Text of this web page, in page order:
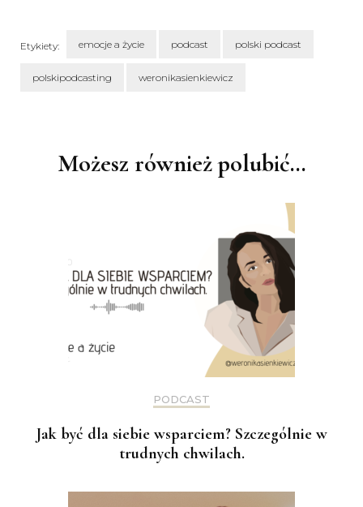
Etykiety: emocje a życie podcast polski podcast
polskipodcasting weronikasienkiewicz
Możesz również polubić…
PODCAST
Jak być dla siebie wsparciem? Szczególnie w
trudnych chwilach.